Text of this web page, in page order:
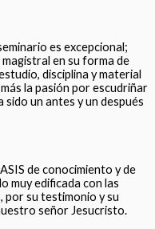
es excepcional;
en su forma de
disciplina y material
la pasión por escudriñar
sido un antes y un después
de conocimiento y de
muy edificada con las
por su testimonio y su
señor Jesucristo.